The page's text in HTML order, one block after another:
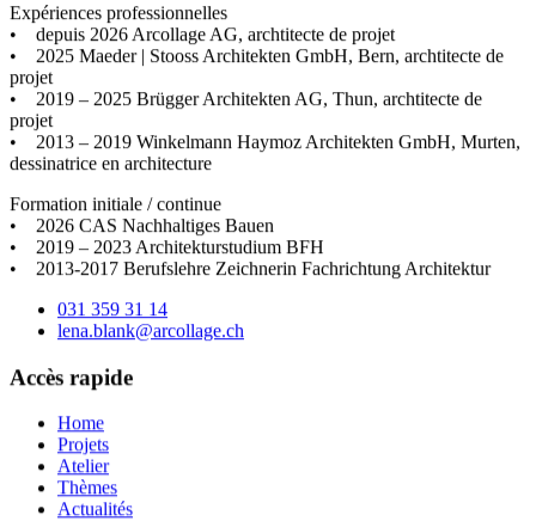
Expériences professionnelles
• depuis 2026 Arcollage AG, archtitecte de projet
• 2025 Maeder | Stooss Architekten GmbH, Bern, archtitecte de
projet
• 2019 – 2025 Brügger Architekten AG, Thun, archtitecte de
projet
• 2013 – 2019 Winkelmann Haymoz Architekten GmbH, Murten,
dessinatrice en architecture
Formation initiale / continue
• 2026 CAS Nachhaltiges Bauen
• 2019 – 2023 Architekturstudium BFH
• 2013-2017 Berufslehre Zeichnerin Fachrichtung Architektur
031 359 31 14
lena.blank@arcollage.ch
Accès rapide
Home
Projets
Atelier
Thèmes
Actualités